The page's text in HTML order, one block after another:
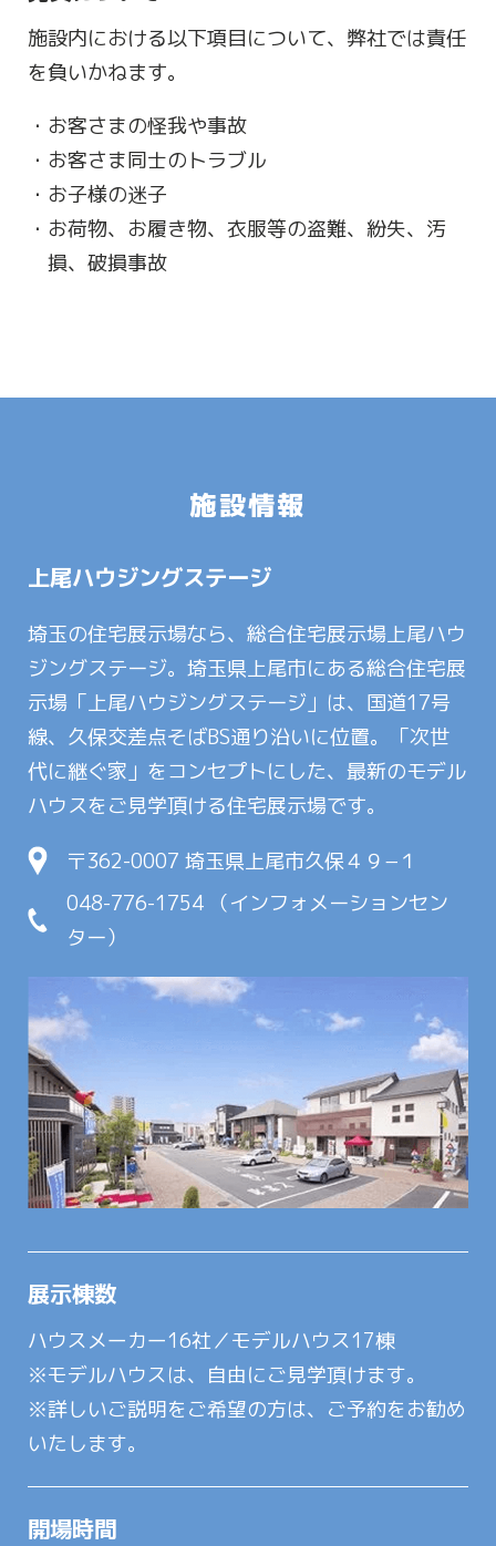
施設内における以下項目について、弊社では責任
を負いかねます。
お客さまの怪我や事故
お客さま同士のトラブル
お子様の迷子
お荷物、お履き物、衣服等の盗難、紛失、汚
損、破損事故
施設情報
上尾ハウジングステージ
埼玉の住宅展示場なら、総合住宅展示場上尾ハウ
ジングステージ。埼玉県上尾市にある総合住宅展
示場「上尾ハウジングステージ」は、国道17号
線、久保交差点そばBS通り沿いに位置。「次世
代に継ぐ家」をコンセプトにした、最新のモデル
ハウスをご見学頂ける住宅展示場です。
〒362-0007 埼玉県上尾市久保４９−１
048-776-1754 （インフォメーションセン
ター）
展示棟数
ハウスメーカー16社／モデルハウス17棟
※モデルハウスは、自由にご見学頂けます。
※詳しいご説明をご希望の方は、ご予約をお勧め
いたします。
開場時間